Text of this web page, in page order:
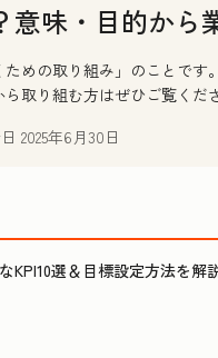
意味・目的から
めの取り組み」のことで
取り組む方はぜひご覧くだ
2025年6月30日
KPI10選＆目標設定方法を解